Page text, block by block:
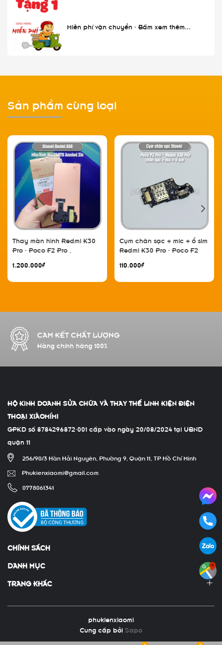
Miễn phí vận chuyển - Bấm xem thêm...
Sản phẩm cùng loại
Thay màn hình Redmi K30
Pro - Poco F2 Pro ,
1.200.000₫
Cụm chân sạc + mic + ổ sim
Redmi K30 Pro - Poco F2
110.000₫
CAM KẾT CHẤT LƯỢNG
Hàng chính hãng 100%
HỘ KINH DOANH SỬA CHỮA VÀ THAY THẾ LINH KIỆN ĐIỆN
THOẠI XIÀOMÍMI
GPKD số 8784296872-001 cấp vào ngày 20/08/2024 tại UBND
quận 11
256/90/3 Hàn Hải Nguyên, Phường 9, Quận 11, TP Hồ Chí Minh
Phukienxiaomi@gmail.com
0778061341
CHÍNH SÁCH
DANH MỤC
TRANG KHÁC
phukienxiaomi
Cung cấp bởi Sapo